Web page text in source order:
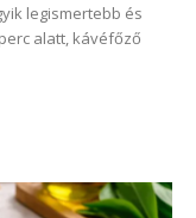
alatt, kávéfőző